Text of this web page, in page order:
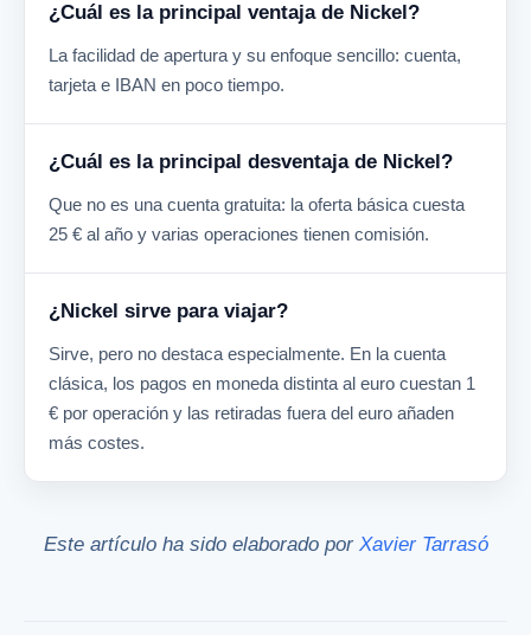
¿Cuál es la principal ventaja de Nickel?
La facilidad de apertura y su enfoque sencillo: cuenta,
tarjeta e IBAN en poco tiempo.
¿Cuál es la principal desventaja de Nickel?
Que no es una cuenta gratuita: la oferta básica cuesta
25 € al año y varias operaciones tienen comisión.
¿Nickel sirve para viajar?
Sirve, pero no destaca especialmente. En la cuenta
clásica, los pagos en moneda distinta al euro cuestan 1
€ por operación y las retiradas fuera del euro añaden
más costes.
Este artículo ha sido elaborado por Xavier Tarrasó